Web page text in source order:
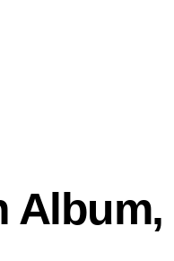
Album,